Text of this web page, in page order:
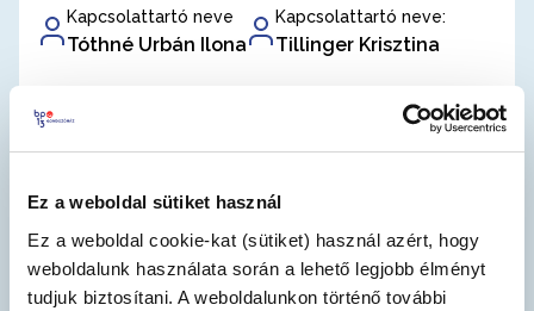
Ez a weboldal sütiket használ
Ez a weboldal cookie-kat (sütiket) használ azért, hogy
weboldalunk használata során a lehető legjobb élményt
tudjuk biztosítani. A weboldalunkon történő további
Kapcsolattartó neve
Tóthné Urbán Ilona
06 1 239-12-75
Kapcsolattartó neve:
Tillinger Krisztina
06 1 320-84-61
A Gondozóház adatvédelmi
tisztviselője